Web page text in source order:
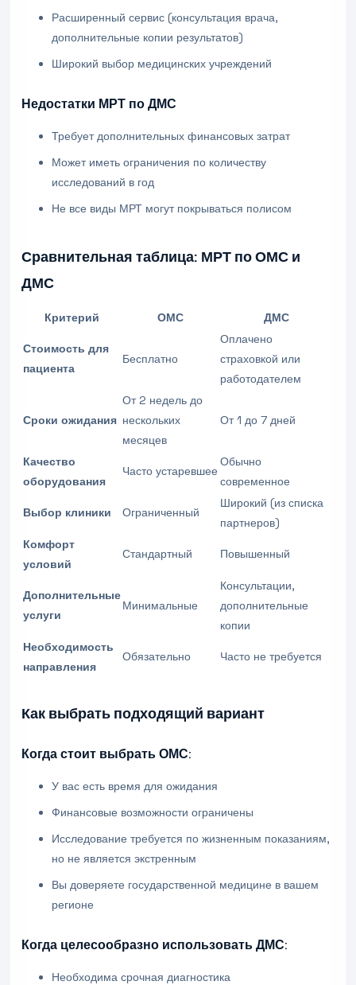
Расширенный сервис (консультация врача,
дополнительные копии результатов)
Широкий выбор медицинских учреждений
Недостатки МРТ по ДМС
Требует дополнительных финансовых затрат
Может иметь ограничения по количеству
исследований в год
Не все виды МРТ могут покрываться полисом
Сравнительная таблица: МРТ по ОМС и
ДМС
Критерий ОМС ДМС
Стоимость для
пациента
Бесплатно
Оплачено
страховкой или
работодателем
Сроки ожидания
От 2 недель до
нескольких
месяцев
От 1 до 7 дней
Качество
оборудования
Часто устаревшее
Обычно
современное
Выбор клиники Ограниченный
Широкий (из списка
партнеров)
Комфорт
условий
Стандартный Повышенный
Дополнительные
услуги
Минимальные
Консультации,
дополнительные
копии
Необходимость
направления
Обязательно Часто не требуется
Как выбрать подходящий вариант
Когда стоит выбрать ОМС:
У вас есть время для ожидания
Финансовые возможности ограничены
Исследование требуется по жизненным показаниям,
но не является экстренным
Вы доверяете государственной медицине в вашем
регионе
Когда целесообразно использовать ДМС:
Необходима срочная диагностика